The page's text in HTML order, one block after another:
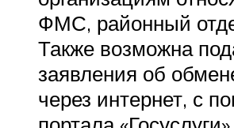
ФМС, районный
Также возможна
заявления об
через интернет, с